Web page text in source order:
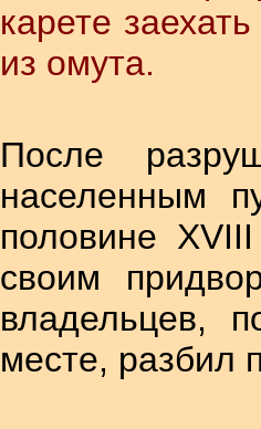
карете
из омута.
После
населенным
половине
своим
владельцев,
месте, разбил